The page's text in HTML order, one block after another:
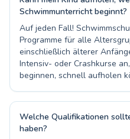
Schwimmunterricht beginnt?
Auf jeden Fall!
Programme für alle
einschließlich älterer
Intensiv- oder Crashkurse
beginnen, schnell aufholen
Welche Qualifikationen
haben?